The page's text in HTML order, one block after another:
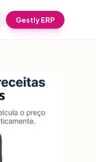
Gestly ERP